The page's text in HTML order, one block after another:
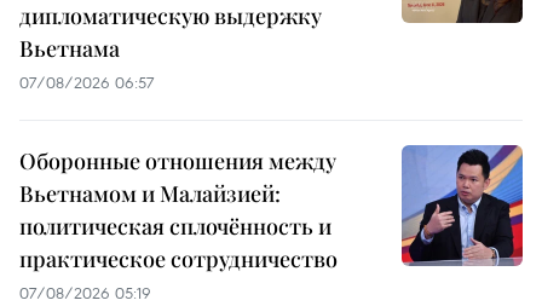
дипломатическую выдержку
Вьетнама
07/08/2026 06:57
Оборонные отношения между
Вьетнамом и Малайзией:
политическая сплочённость и
практическое сотрудничество
07/08/2026 05:19